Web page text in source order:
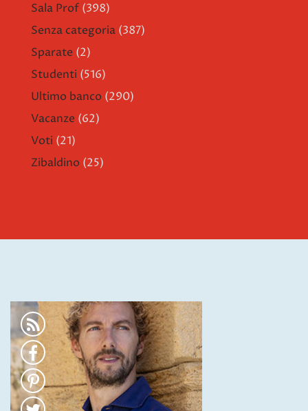
Sala Prof (398)
Senza categoria (387)
Sparate (2)
Studenti (516)
Ultimo banco (290)
Vacanze (62)
Voti (21)
Zibaldino (25)